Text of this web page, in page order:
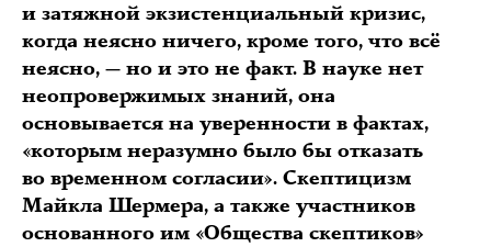
и затяжной экзистенциальный кризис,
когда неясно ничего, кроме того, что всё
неясно, — но и это не факт. В науке нет
неопровержимых знаний, она
основывается на уверенности в фактах,
«которым неразумно было бы отказать
во временном согласии». Скептицизм
Майкла Шермера, а также участников
основанного им «Общества скептиков»